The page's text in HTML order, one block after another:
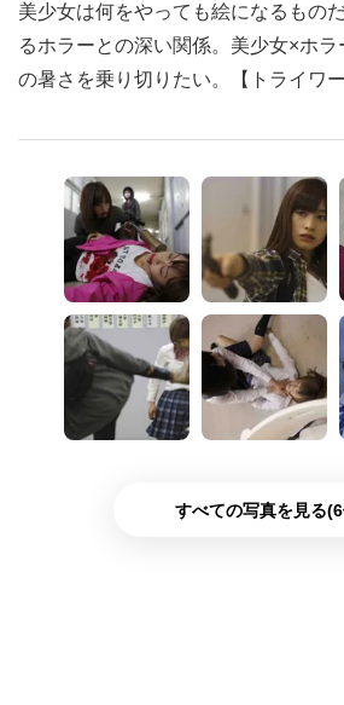
美少女は何をやっても絵になるもの
るホラーとの深い関係。美少女×ホ
の暑さを乗り切りたい。【トライワー
すべての写真を見る